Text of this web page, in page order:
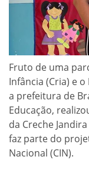
Fruto de uma
Infância (Cria) e
a prefeitura de
Educação,
da Creche
faz parte do
Nacional (CIN).